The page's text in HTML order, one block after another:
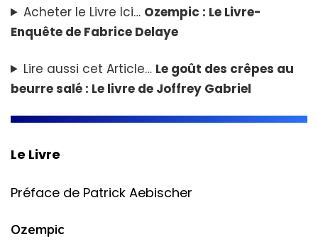
Acheter le Livre Ici… Ozempic : Le Livre-
Enquête de Fabrice Delaye
Lire aussi cet Article… Le goût des crêpes au
beurre salé : Le livre de Joffrey Gabriel
Le Livre
Préface de Patrick Aebischer
Ozempic